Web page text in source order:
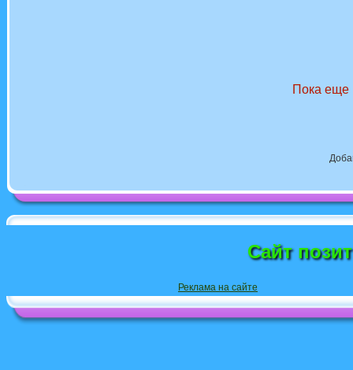
Пока еще
Сайт
Реклама на сайте